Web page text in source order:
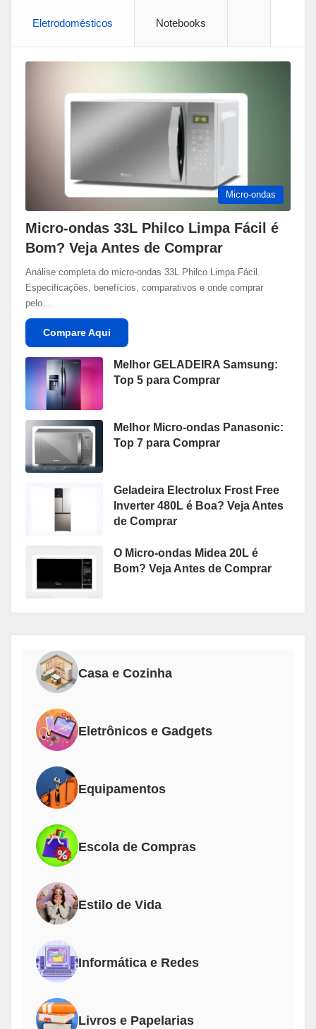
Eletrodomésticos Notebooks
Micro-ondas
Micro-ondas 33L Philco Limpa Fácil é
Bom? Veja Antes de Comprar
Análise completa do micro-ondas 33L Philco Limpa Fácil.
Especificações, benefícios, comparativos e onde comprar
pelo…
Compare Aqui
Melhor GELADEIRA Samsung:
Top 5 para Comprar
Melhor Micro-ondas Panasonic:
Top 7 para Comprar
Geladeira Electrolux Frost Free
Inverter 480L é Boa? Veja Antes
de Comprar
O Micro-ondas Midea 20L é
Bom? Veja Antes de Comprar
Casa e Cozinha
Eletrônicos e Gadgets
Equipamentos
Escola de Compras
Estilo de Vida
Informática e Redes
Livros e Papelarias